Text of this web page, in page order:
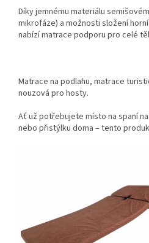
Díky jemnému materiálu
mikrofáze) a možnosti složení
nabízí matrace podporu pro celé
Matrace na podlahu, matrace
nouzová pro hosty.
Ať už potřebujete místo na spaní
nebo přistýlku doma – tento